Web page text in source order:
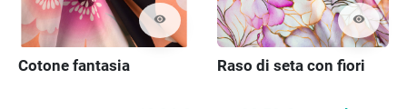
visibility
Cotone fantasia
visibility
Raso di seta con fiori